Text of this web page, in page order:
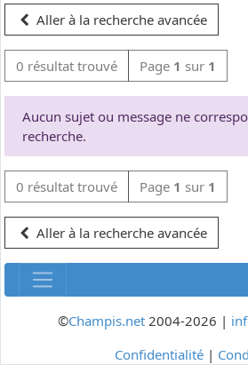
Aller à la recherche avancée
0 résultat trouvé Page 1 sur 1
Aucun sujet ou message ne
recherche.
0 résultat trouvé Page 1 sur 1
Aller à la recherche avancée
©Champis.net2004-2026 |
Confidentialité |